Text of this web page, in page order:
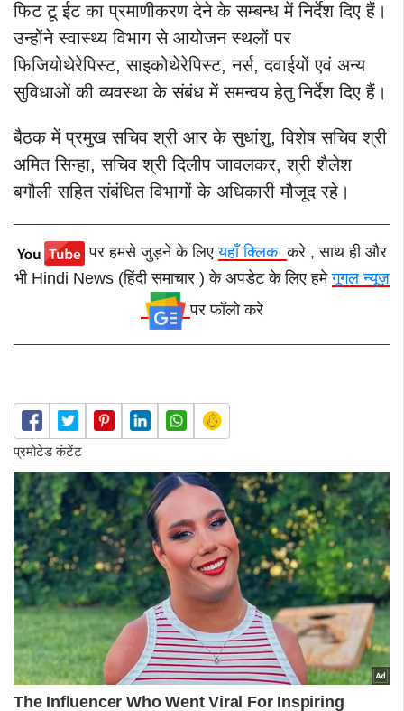
फिट टू ईट का प्रमाणीकरण देने के सम्बन्ध में निर्देश दिए हैं।
उन्होंने स्वास्थ्य विभाग से आयोजन स्थलों पर
फिजियोथेरेपिस्ट, साइकोथेरेपिस्ट, नर्स, दवाईयों एवं अन्य
सुविधाओं की व्यवस्था के संबंध में समन्वय हेतु निर्देश दिए हैं।
बैठक में प्रमुख सचिव श्री आर के सुधांशु, विशेष सचिव श्री
अमित सिन्हा, सचिव श्री दिलीप जावलकर, श्री शैलेश
बगौली सहित संबंधित विभागों के अधिकारी मौजूद रहे।
पर हमसे जुड़ने के लिएयहाँ क्लिककरे , साथ ही और
भी Hindi News (हिंदी समाचार ) के अपडेट के लिए हमेगूगल न्यूज़
पर फॉलो करे